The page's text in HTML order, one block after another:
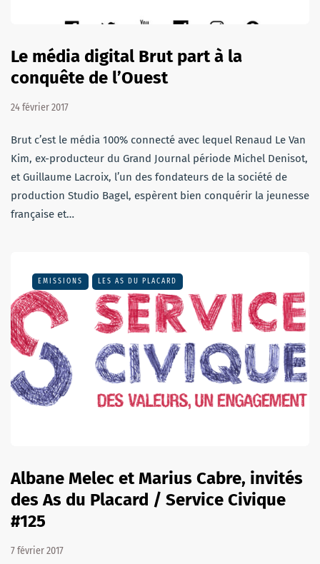
Le média digital Brut part à la
conquête de l’Ouest
24 février 2017
Brut c’est le média 100% connecté avec lequel Renaud Le Van
Kim, ex-producteur du Grand Journal période Michel Denisot,
et Guillaume Lacroix, l’un des fondateurs de la société de
production Studio Bagel, espèrent bien conquérir la jeunesse
française et…
EMISSIONS LES AS DU PLACARD
Albane Melec et Marius Cabre, invités
des As du Placard / Service Civique
#125
7 février 2017